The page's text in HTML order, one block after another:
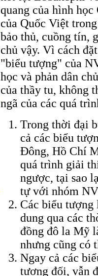
quang của hình
của Quốc Việt
bảo thủ, cuồng tín,
chủ vậy. Vì cách
"biểu tượng" của
học và phản dân
của thầy tu, không
ngã của các quá
Trong thời đại
cả các biểu
Ðông, Hồ Chí
quá trình giải
ngược, tại sao
tự với nhóm
Các biểu tượng
dung qua các
đồng đô la Mỹ
nhưng cũng có
Ngay cả các
tương đối, vẫn